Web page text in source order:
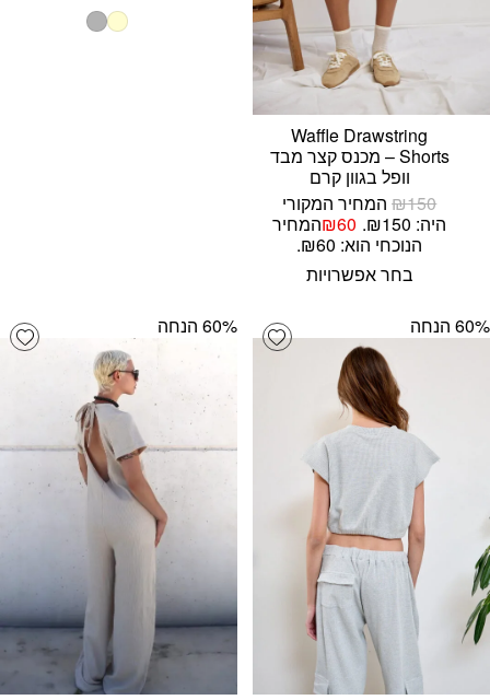
Waffle Drawstring
Shorts – מכנס קצר מבד
וופל בגוון קרם
₪150
המחיר המקורי
היה: ₪150.
₪60
המחיר
הנוכחי הוא: ₪60.
בחר אפשרויות
Add wishlist ‫60% הנחה ‫60% הנחה